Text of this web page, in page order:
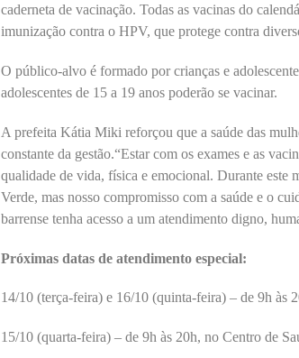
caderneta de vacinação. Todas as vacinas do
imunização contra o HPV, que protege contra
O público-alvo é formado por crianças e
adolescentes de 15 a 19 anos poderão se vacinar.
A prefeita Kátia Miki reforçou que a saúde das
constante da gestão.“Estar com os exames e as
qualidade de vida, física e emocional. Durante este
Verde, mas nosso compromisso com a saúde e o
barrense tenha acesso a um atendimento digno,
Próximas datas de atendimento especial:
14/10 (terça-feira) e 16/10 (quinta-feira) – de 9h às
15/10 (quarta-feira) – de 9h às 20h, no Centro de